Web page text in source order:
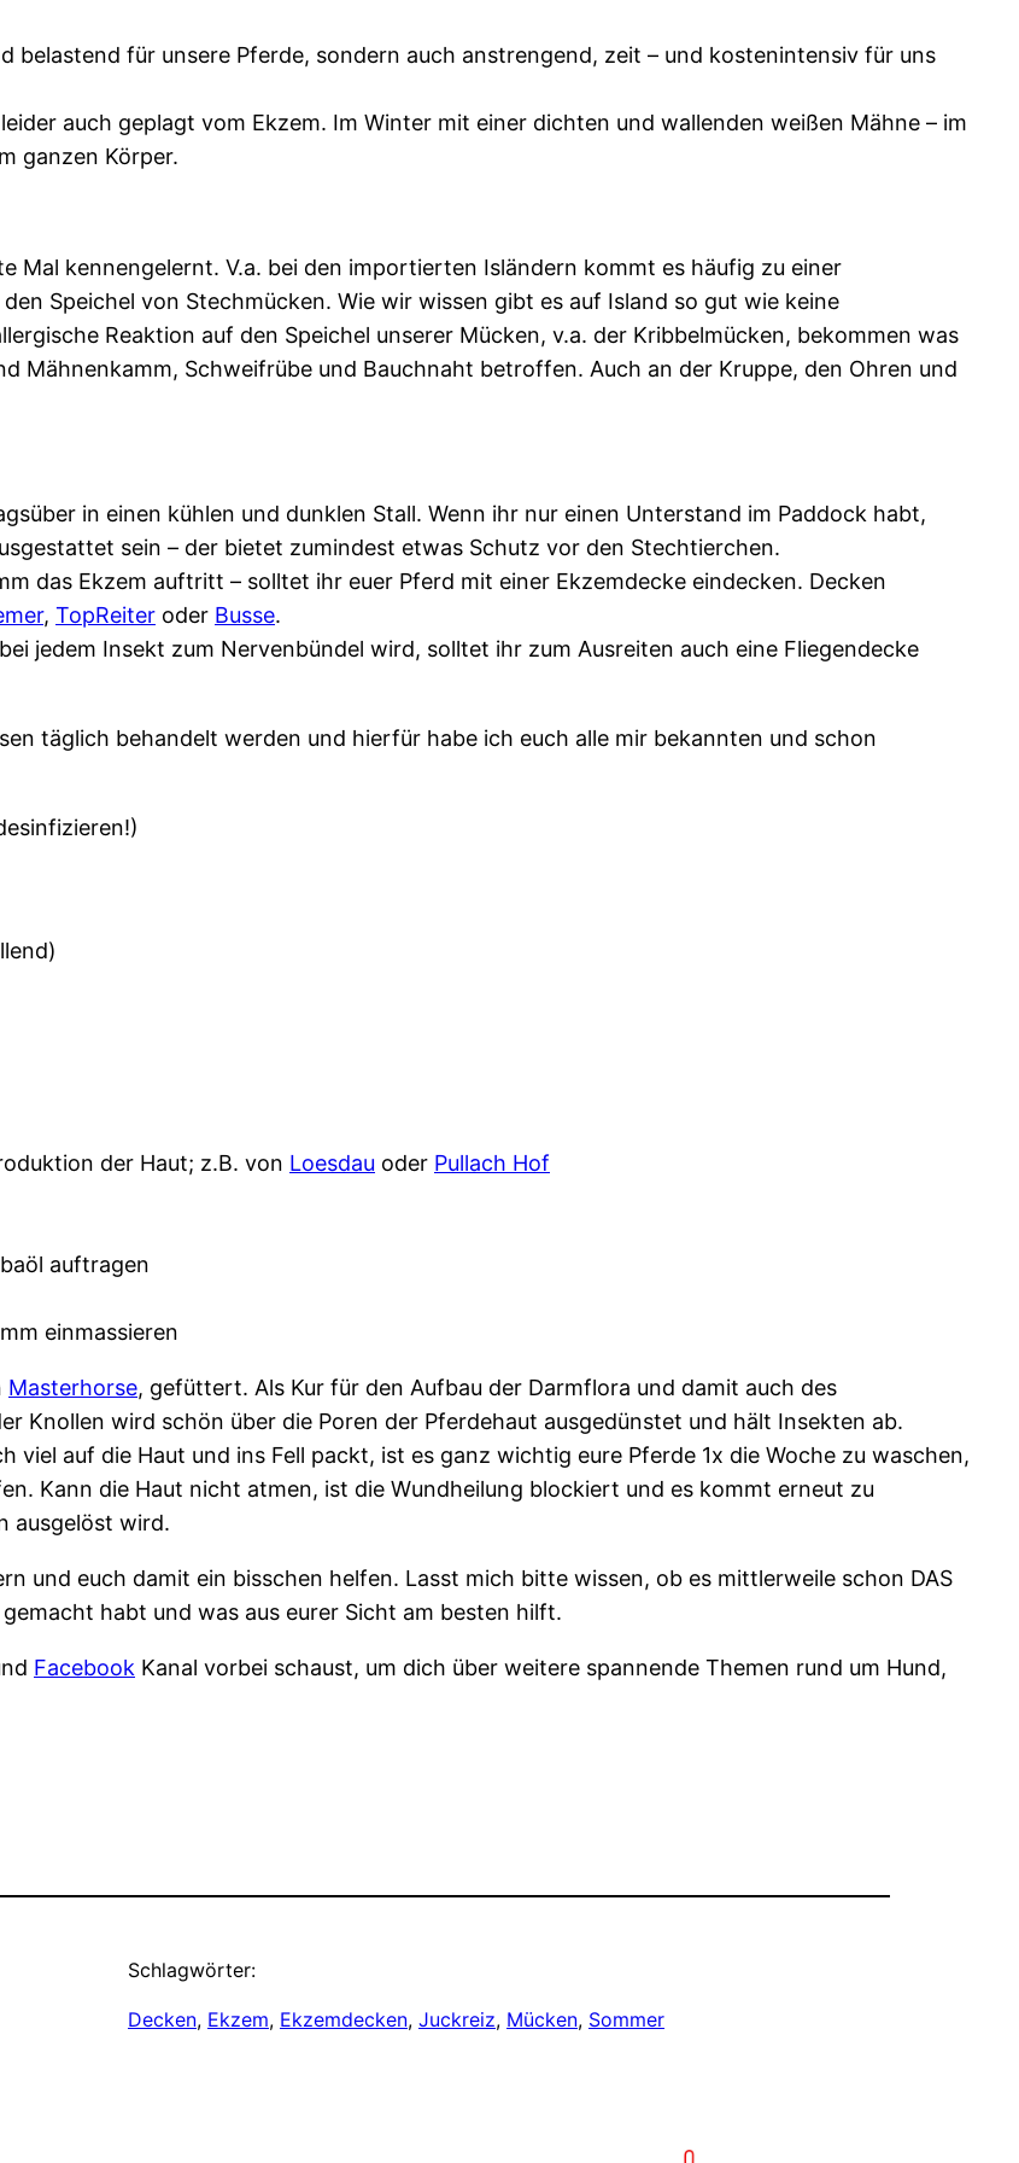
belastend für unsere Pferde, sondern auch anstrengend, zeit – und kostenintensiv für uns
auch geplagt vom Ekzem. Im Winter mit einer dichten und wallenden weißen Mähne – im
ganzen Körper.
Mal kennengelernt. V.a. bei den importierten Isländern kommt es häufig zu einer
Speichel von Stechmücken. Wie wir wissen gibt es auf Island so gut wie keine
Reaktion auf den Speichel unserer Mücken, v.a. der Kribbelmücken, bekommen was
Mähnenkamm, Schweifrübe und Bauchnaht betroffen. Auch an der Kruppe, den Ohren und
in einen kühlen und dunklen Stall. Wenn ihr nur einen Unterstand im Paddock habt,
sein – der bietet zumindest etwas Schutz vor den Stechtierchen.
das Ekzem auftritt – solltet ihr euer Pferd mit einer Ekzemdecke eindecken. Decken
, TopReiter oder Busse.
jedem Insekt zum Nervenbündel wird, solltet ihr zum Ausreiten auch eine Fliegendecke
täglich behandelt werden und hierfür habe ich euch alle mir bekannten und schon
der Haut; z.B. von Loesdau oder Pullach Hof
auftragen
einmassieren
Masterhorse, gefüttert. Als Kur für den Aufbau der Darmflora und damit auch des
Knollen wird schön über die Poren der Pferdehaut ausgedünstet und hält Insekten ab.
viel auf die Haut und ins Fell packt, ist es ganz wichtig eure Pferde 1x die Woche zu waschen,
Kann die Haut nicht atmen, ist die Wundheilung blockiert und es kommt erneut zu
ausgelöst wird.
und euch damit ein bisschen helfen. Lasst mich bitte wissen, ob es mittlerweile schon DAS
habt und was aus eurer Sicht am besten hilft.
Facebook Kanal vorbei schaust, um dich über weitere spannende Themen rund um Hund,
Schlagwörter:
Decken, Ekzem, Ekzemdecken, Juckreiz, Mücken, Sommer